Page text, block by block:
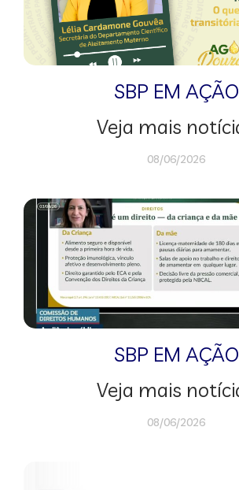
SBP EM AÇÃO
Veja mais
08/06/2026
SBP EM AÇÃO
Veja mais
08/06/2026